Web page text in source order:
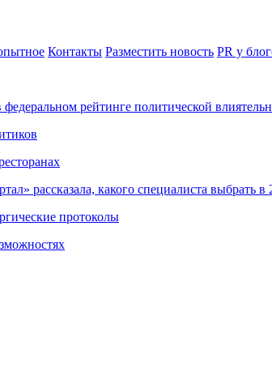
Контакты Разместить новость PR у
рейтинге политической
рассказала, какого специалиста выбрать в
протоколы